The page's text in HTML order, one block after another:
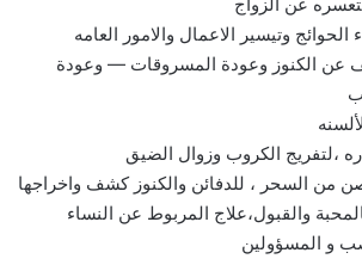
وتيسير الاعمال والامور العامه
عن الكنوز وعودة المسروقات — وعودة
،لتفريج الكروب وزوال الضيق
من السحر ، للدفائن والكنوز كشف واخراجها
والقبول،علاج المربوط عن النساء
و المسؤولين